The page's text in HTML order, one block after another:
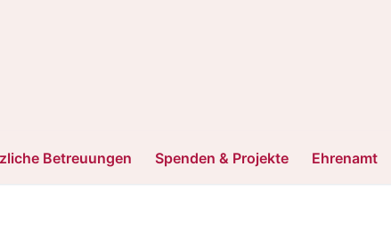
Betreuungen Spenden & Projekte Ehrenamt